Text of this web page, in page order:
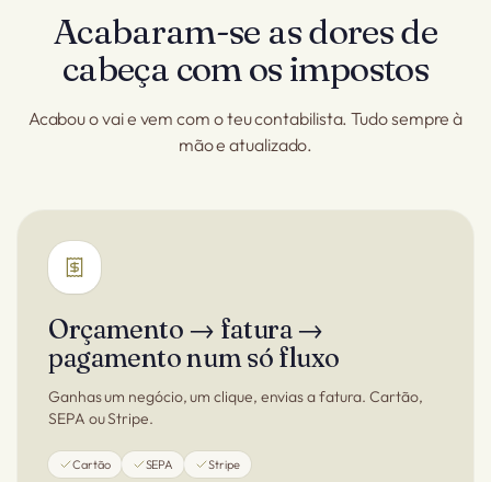
Acabaram-se as dores de
cabeça com os impostos
Acabou o vai e vem com o teu contabilista. Tudo sempre à
mão e atualizado.
Orçamento → fatura →
pagamento num só fluxo
Ganhas um negócio, um clique, envias a fatura. Cartão,
SEPA ou Stripe.
Cartão SEPA Stripe